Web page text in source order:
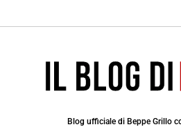
Blog ufficiale di Beppe Grillo